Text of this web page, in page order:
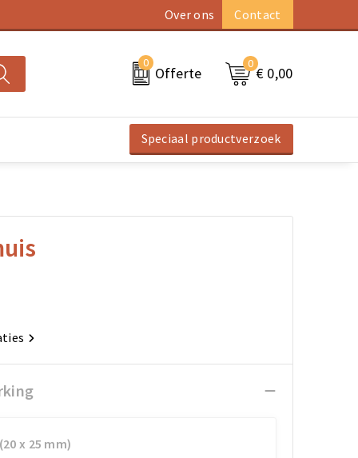
Over ons Contact
0
Offerte
0
€ 0,00
Speciaal productverzoek
x 25 mm)